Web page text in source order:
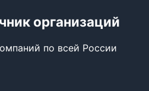
организаций
по всей России